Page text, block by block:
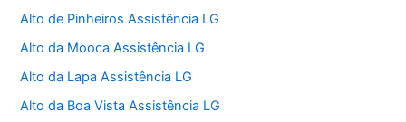
Alto de Pinheiros Assistência LG
Alto da Mooca Assistência LG
Alto da Lapa Assistência LG
Alto da Boa Vista Assistência LG